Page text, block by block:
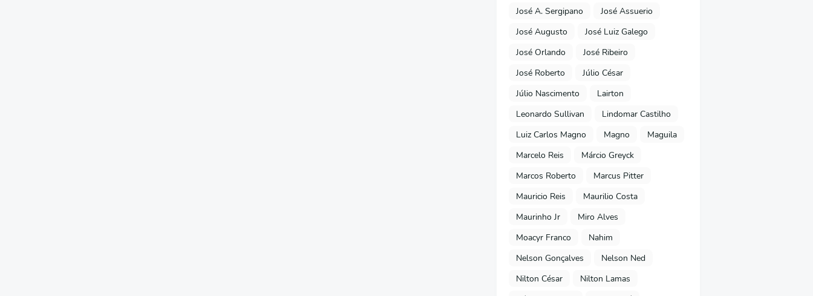
José A. Sergipano
José Assuerio
José Augusto
José Luiz Galego
José Orlando
José Ribeiro
José Roberto
Júlio César
Júlio Nascimento
Lairton
Leonardo Sullivan
Lindomar Castilho
Luiz Carlos Magno
Magno
Maguila
Marcelo Reis
Márcio Greyck
Marcos Roberto
Marcus Pitter
Mauricio Reis
Maurilio Costa
Maurinho Jr
Miro Alves
Moacyr Franco
Nahim
Nelson Gonçalves
Nelson Ned
Nilton César
Nilton Lamas